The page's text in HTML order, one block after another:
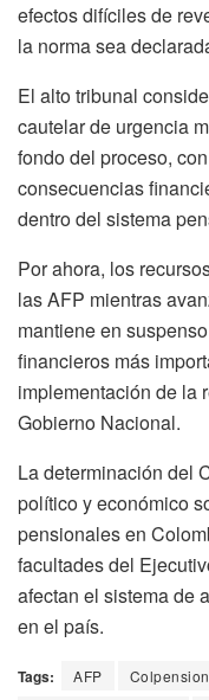
efectos difíciles de
la norma sea
El alto tribunal
cautelar de urgencia
fondo del proceso,
consecuencias
dentro del sistema
Por ahora, los
las AFP mientras
mantiene en
financieros más
implementación de la
Gobierno Nacional.
La determinación del
político y económico
pensionales en
facultades del
afectan el sistema de
en el país.
Tags: AFP